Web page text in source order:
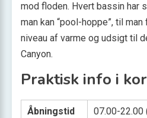
mod floden. Hvert bassin har
man kan “pool-hoppe”, til
niveau af varme og udsigt til
Canyon.
Praktisk info i
Åbningstid
07.00-22.00